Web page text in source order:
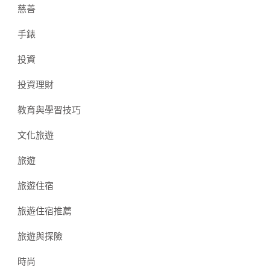
慈善
手錶
投資
投資理財
教育與學習技巧
文化旅遊
旅遊
旅遊住宿
旅遊住宿推薦
旅遊與探險
時尚